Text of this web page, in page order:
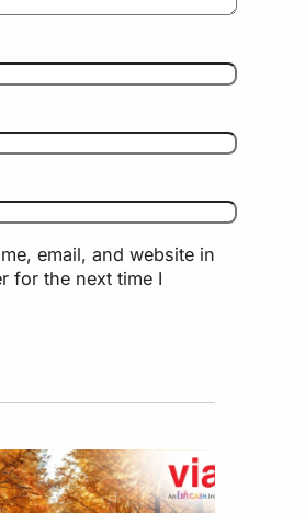
email, and website in
for the next time I